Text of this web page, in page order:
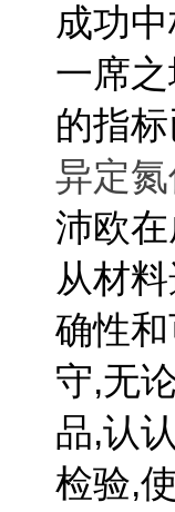
成功
一席
的指
异定
沛欧
从材
确性
守,无
品,认
检验,